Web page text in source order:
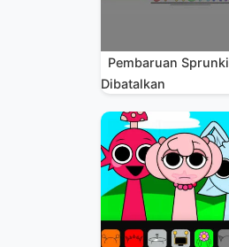
Pembaruan Sprunki
Dibatalkan